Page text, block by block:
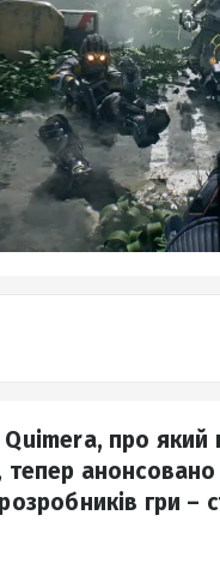
про який
гри –